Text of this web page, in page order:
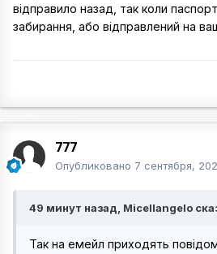
відправило назад, так коли
забирання, або відправлений на
777
Опубликовано 7 сентября,
49 минут назад, Micellangelo
Так на емейл приходять